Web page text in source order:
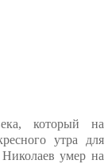
который на
утра для
умер на